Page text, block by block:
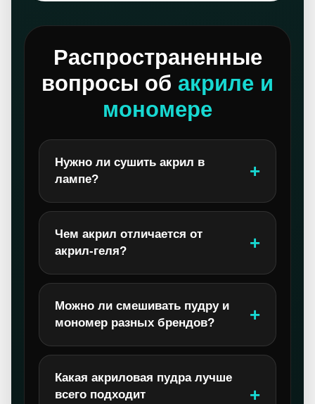
Распространенные
вопросы об акриле и
мономере
Нужно ли сушить акрил в
лампе?
Чем акрил отличается от
акрил-геля?
Можно ли смешивать пудру и
мономер разных брендов?
Какая акриловая пудра лучше
всего подходит